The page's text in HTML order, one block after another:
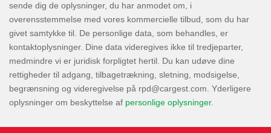
sende dig de oplysninger, du har anmodet om, i
overensstemmelse med vores kommercielle tilbud, som du har
givet samtykke til. De personlige data, som behandles, er
kontaktoplysninger. Dine data videregives ikke til tredjeparter,
medmindre vi er juridisk forpligtet hertil. Du kan udøve dine
rettigheder til adgang, tilbagetrækning, sletning, modsigelse,
begrænsning og videregivelse på
. Yderligere
oplysninger om beskyttelse af personlige oplysninger.